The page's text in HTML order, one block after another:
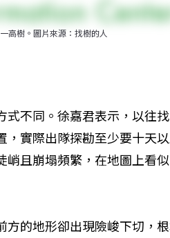
高樹。圖片來源：找樹的人
不同。徐嘉君表示，以往
實際出隊探勘至少要十天
且崩塌頻繁，在地圖上看
的地形卻出現險峻下切，